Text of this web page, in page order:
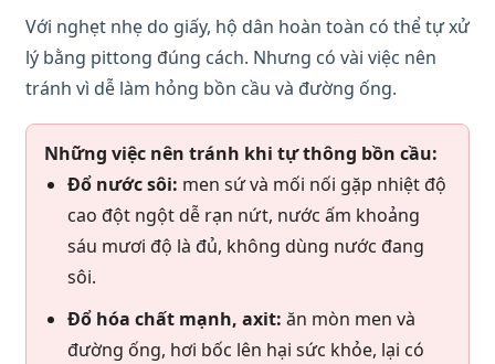
Với nghẹt nhẹ do giấy, hộ dân hoàn toàn có thể tự xử
lý bằng pittong đúng cách. Nhưng có vài việc nên
tránh vì dễ làm hỏng bồn cầu và đường ống.
Những việc nên tránh khi tự thông bồn cầu:
Đổ nước sôi: men sứ và mối nối gặp nhiệt độ
cao đột ngột dễ rạn nứt, nước ấm khoảng
sáu mươi độ là đủ, không dùng nước đang
sôi.
Đổ hóa chất mạnh, axit: ăn mòn men và
đường ống, hơi bốc lên hại sức khỏe, lại có